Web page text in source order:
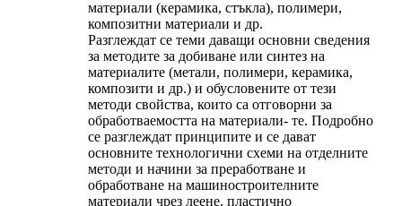
материали (керамика, стъкла), полимери,
композитни материали и др.
Разглеждат се теми даващи основни сведения
за методите за добиване или синтез на
материалите (метали, полимери, керамика,
композити и др.) и обусловените от тези
методи свойства, които са отговорни за
обработваемостта на материали- те. Подробно
се разглеждат принципите и се дават
основните технологични схеми на отделните
методи и начини за преработване и
обработване на машиностроителните
материали чрез леене, пластично